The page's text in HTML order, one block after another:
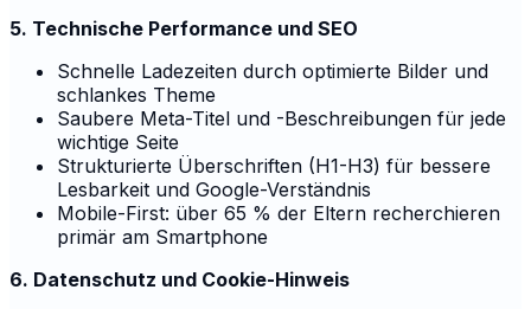
5. Technische Performance und SEO
Schnelle Ladezeiten durch optimierte Bilder und
schlankes Theme
Saubere Meta-Titel und -Beschreibungen für jede
wichtige Seite
Strukturierte Überschriften (H1-H3) für bessere
Lesbarkeit und Google-Verständnis
Mobile-First: über 65 % der Eltern recherchieren
primär am Smartphone
6. Datenschutz und Cookie-Hinweis